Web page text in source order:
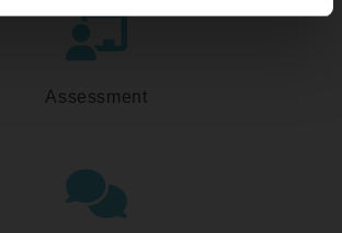
Assessment